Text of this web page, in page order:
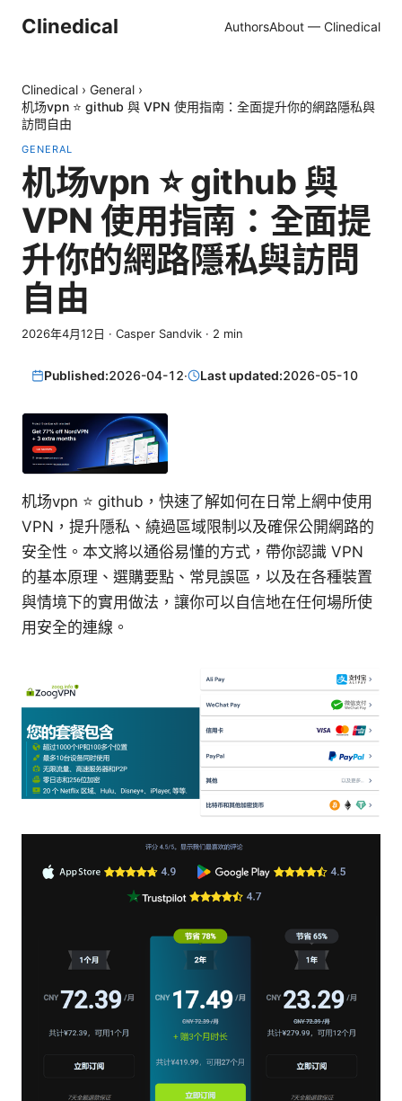
Clinedical AuthorsAbout — Clinedical
Clinedical › General ›
机场vpn ⭐ github 與 VPN 使用指南：全面提升你的網路隱私與
訪問自由
GENERAL
机场vpn ⭐ github 與
VPN 使用指南：全面提
升你的網路隱私與訪問
自由
2026年4月12日 · Casper Sandvik · 2 min
Published:2026-04-12· Last updated:2026-05-10
机场vpn ⭐ github，快速了解如何在日常上網中使用
VPN，提升隱私、繞過區域限制以及確保公開網路的
安全性。本文將以通俗易懂的方式，帶你認識 VPN
的基本原理、選購要點、常見誤區，以及在各種裝置
與情境下的實用做法，讓你可以自信地在任何場所使
用安全的連線。